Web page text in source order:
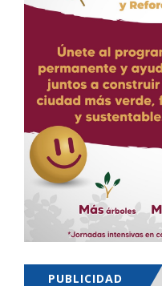
PUBLICIDAD